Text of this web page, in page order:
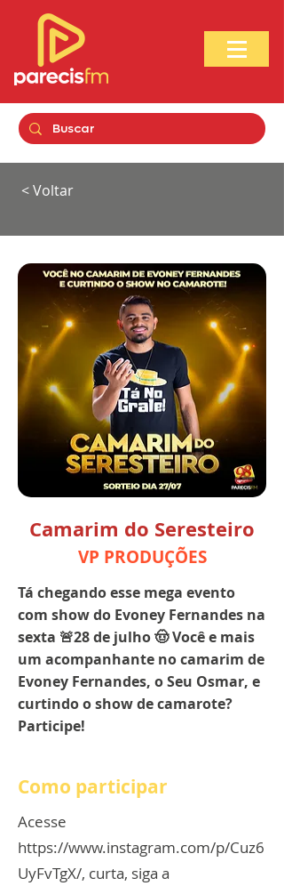
< Voltar
Camarim do Seresteiro
VP PRODUÇÕES
Tá chegando esse mega evento
com show do Evoney Fernandes na
sexta 🚨28 de julho 🤠 Você e mais
um acompanhante no camarim de
Evoney Fernandes, o Seu Osmar, e
curtindo o show de camarote?
Participe!
Como participar
Acesse
https://www.instagram.com/p/Cuz6
UyFvTgX/, curta, siga a